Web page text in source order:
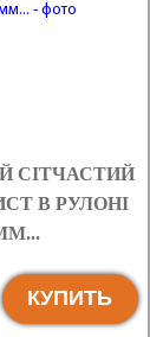
СІТЧАСТИЙ
В РУЛОНІ
КУПИТЬ